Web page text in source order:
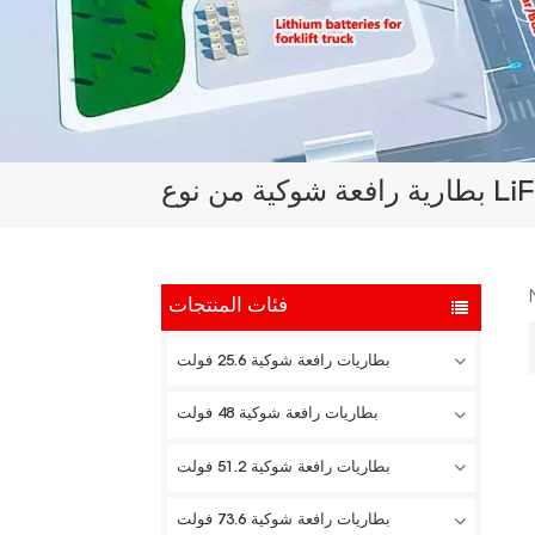
فئات المنتجات
بطاريات رافعة شوكية 25.6 فولت
بطاريات رافعة شوكية 48 فولت
بطاريات رافعة شوكية 51.2 فولت
بطاريات رافعة شوكية 73.6 فولت